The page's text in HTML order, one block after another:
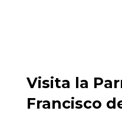
Visita la
Francisco